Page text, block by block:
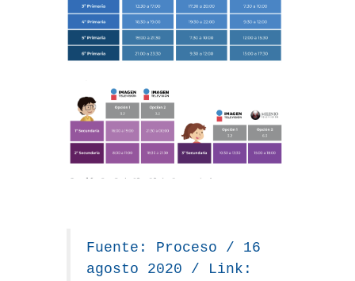
Fuente: Proceso / 16
agosto 2020 / Link: